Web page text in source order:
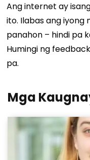
Ang internet ay
ito. Ilabas ang iyong
panahon – hindi pa
Humingi ng
pa.
Mga